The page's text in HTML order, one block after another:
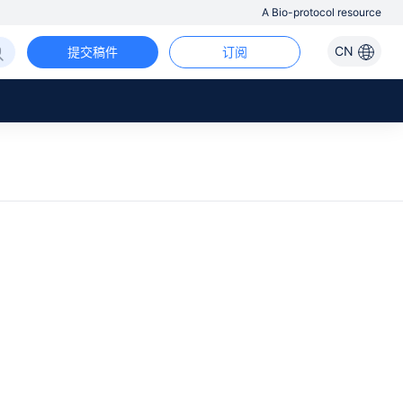
A Bio-protocol resource
CN
订阅
提交稿件